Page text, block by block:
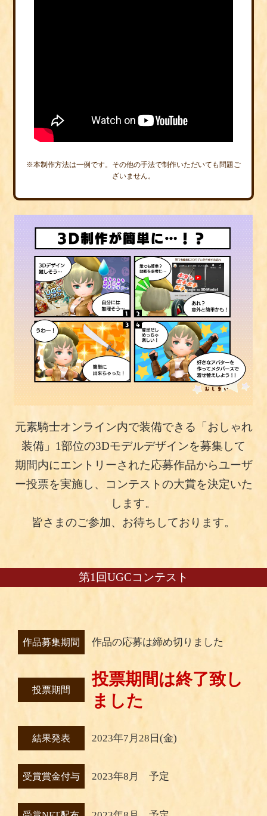
※本制作方法は一例です。その他の手法で制作いただいても問題ご
ざいません。
元素騎士オンライン内で装備できる「おしゃれ
装備」1部位の3Dモデルデザインを募集して
期間内にエントリーされた応募作品からユーザ
ー投票を実施し、コンテストの大賞を決定いた
します。
皆さまのご参加、お待ちしております。
第1回UGCコンテスト
作品募集期間 作品の応募は締め切りました
投票期間
投票期間は終了致し
ました
結果発表 2023年7月28日(金)
受賞賞金付与 2023年8月 予定